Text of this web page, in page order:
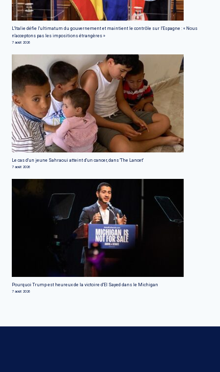
L'Italie défie l'ultimatum du gouvernement et maintient le contrôle sur l'Espagne : « Nous
n'acceptons pas les impositions étrangères »
7 août 2026
Le cas d'un jeune Sahraoui atteint d'un cancer, dans 'The Lancet'
7 août 2026
Pourquoi Trump est heureux de la victoire d'El Sayed dans le Michigan
7 août 2026